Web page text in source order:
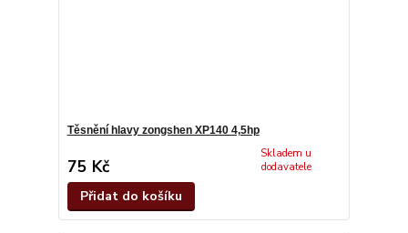
Těsnění hlavy zongshen XP140 4,5hp
75 Kč
Skladem u
dodavatele
Přidat do košíku